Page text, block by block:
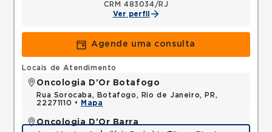
CRM 483034/RJ
Ver perfil
Agende uma consulta
Locais de Atendimento
Oncologia D'Or Botafogo
Rua Sorocaba, Botafogo, Rio de Janeiro, PR,
22271110 •
Mapa
Oncologia D'Or Barra